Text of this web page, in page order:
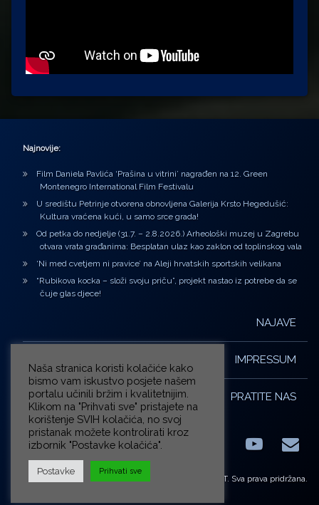
Najnovije:
Film Daniela Pavlića ‘Prašina u vitrini’ nagrađen na 12. Green
Montenegro International Film Festivalu
U središtu Petrinje otvorena obnovljena Galerija Krsto Hegedušić:
Kultura vraćena kući, u samo srce grada!
Od petka do nedjelje (31.7. – 2.8.2026.) Arheološki muzej u Zagrebu
otvara vrata građanima: Besplatan ulaz kao zaklon od toplinskog vala
‘Ni med cvetjem ni pravice’ na Aleji hrvatskih sportskih velikana
“Rubikova kocka – složi svoju priču”, projekt nastao iz potrebe da se
čuje glas djece!
NAJAVE
IMPRESSUM
PRATITE NAS
FacebookLinkedIn E-
© ZG-KULT. Sva prava pridržana.
Naša stranica koristi kolačiće kako
bismo vam iskustvo posjete našem
portalu učinili bržim i kvalitetnijim.
Klikom na "Prihvati sve" pristajete na
korištenje SVIH kolačića, no svoj
pristanak možete kontrolirati kroz
izbornik "Postavke kolačića".
Postavke Prihvati sve